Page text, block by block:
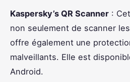
Kaspersky’s QR Scanner :
non seulement de scanner
offre également une
malveillants. Elle est
Android.